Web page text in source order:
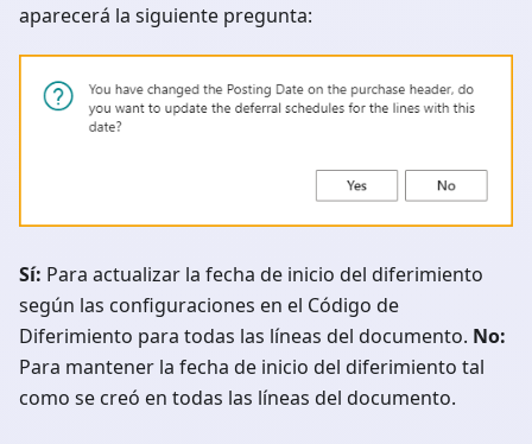
aparecerá la siguiente pregunta:
Sí: Para actualizar la fecha de inicio del diferimiento
según las configuraciones en el Código de
Diferimiento para todas las líneas del documento. No:
Para mantener la fecha de inicio del diferimiento tal
como se creó en todas las líneas del documento.